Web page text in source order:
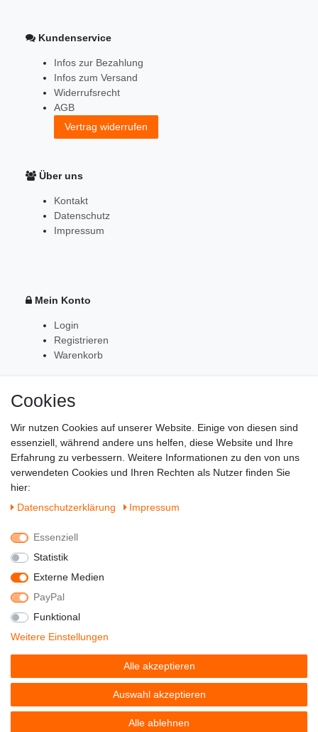
Kundenservice
Infos zur Bezahlung
Infos zum Versand
Widerrufsrecht
AGB
Vertrag widerrufen
Über uns
Kontakt
Datenschutz
Impressum
Mein Konto
Login
Registrieren
Warenkorb
Zahlung & Versand
Preisangaben inkl. gesetzl. MwSt. | Grundpreise siehe
Artikeldetail | *Gilt für Lieferungen nach Deutschland!
Cookies
Wir nutzen Cookies auf unserer Website. Einige von diesen sind
essenziell, während andere uns helfen, diese Website und Ihre
Erfahrung zu verbessern. Weitere Informationen zu den von uns
verwendeten Cookies und Ihren Rechten als Nutzer finden Sie
hier:
Daten­schutz­erklärung
Impressum
Essenziell
Statistik
Externe Medien
PayPal
Funktional
Weitere Einstellungen
Alle akzeptieren
Auswahl akzeptieren
Alle ablehnen